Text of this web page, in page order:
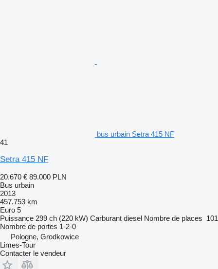
bus urbain Setra 415 NF
41
Setra 415 NF
20.670 € 89.000 PLN
Bus urbain
2013
457.753 km
Euro 5
Puissance 299 ch (220 kW) Carburant diesel Nombre de places 101
Nombre de portes 1-2-0
Pologne, Grodkowice
Limes-Tour
Contacter le vendeur